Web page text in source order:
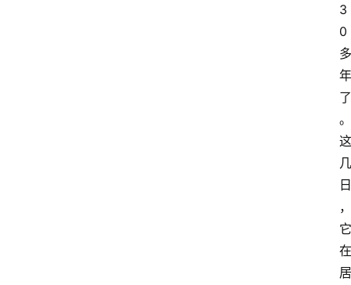
3
0
多
年
了
。
这
几
日
，
它
在
居